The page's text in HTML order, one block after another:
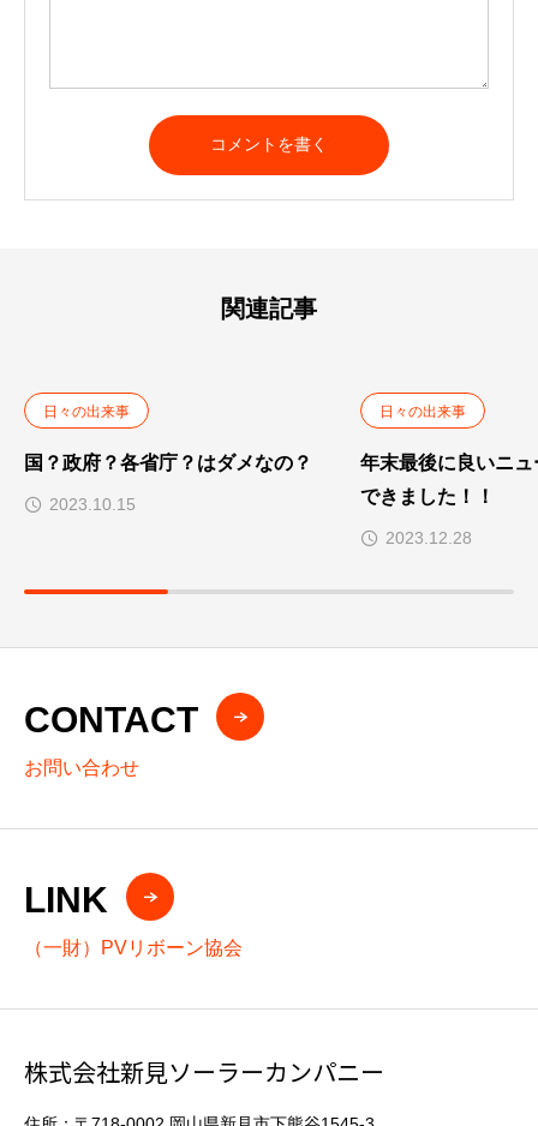
l
関連記事
日々の出来事
国？政府？各省庁？はダメなの？
2023.10.15
日々の出来事
年末最後に良いニ
できました！！
2023.12.28
CONTACT
お問い合わせ
LINK
（一財）PVリボーン協会
株式会社新見ソーラーカンパニー